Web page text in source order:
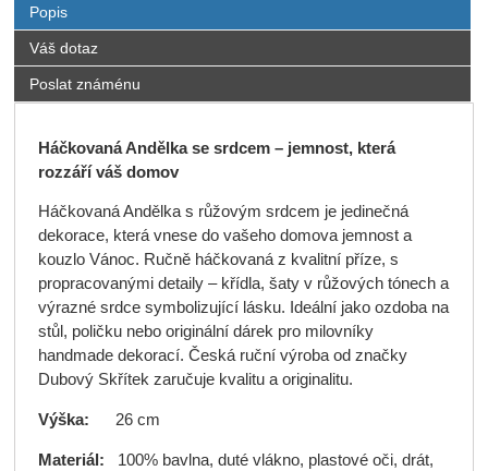
Popis
Váš dotaz
Poslat známénu
Háčkovaná Andělka se srdcem – jemnost, která
rozzáří váš domov
Háčkovaná Andělka s růžovým srdcem je jedinečná
dekorace, která vnese do vašeho domova jemnost a
kouzlo Vánoc. Ručně háčkovaná z kvalitní příze, s
propracovanými detaily – křídla, šaty v růžových tónech a
výrazné srdce symbolizující lásku. Ideální jako ozdoba na
stůl, poličku nebo originální dárek pro milovníky
handmade dekorací. Česká ruční výroba od značky
Dubový Skřítek zaručuje kvalitu a originalitu.
Výška: 26 cm
Materiál: 100% bavlna, duté vlákno, plastové oči, drát,